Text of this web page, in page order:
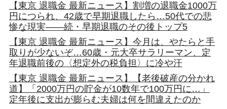
【東京 退職金 最新ニュース】割増の退職金1000万
円につられ、42歳で早期退職したら…50代での悲
惨な現実――続・早期退職のその後トップ5
【東京 退職金 最新ニュース】今月は、やたらと手
取りが少ないぞ…60歳・元大卒サラリーマン、定
年退職前後の〈想定外の税負担〉に冷や汗
【東京 退職金 最新ニュース】【老後破産の分かれ
道】「2000万円の貯金が10数年で100万円に…」
定年後に支出が膨らむ夫婦は何を間違えたのか